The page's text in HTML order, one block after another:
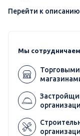
Перейти к описанию
Мы сотрудничаем